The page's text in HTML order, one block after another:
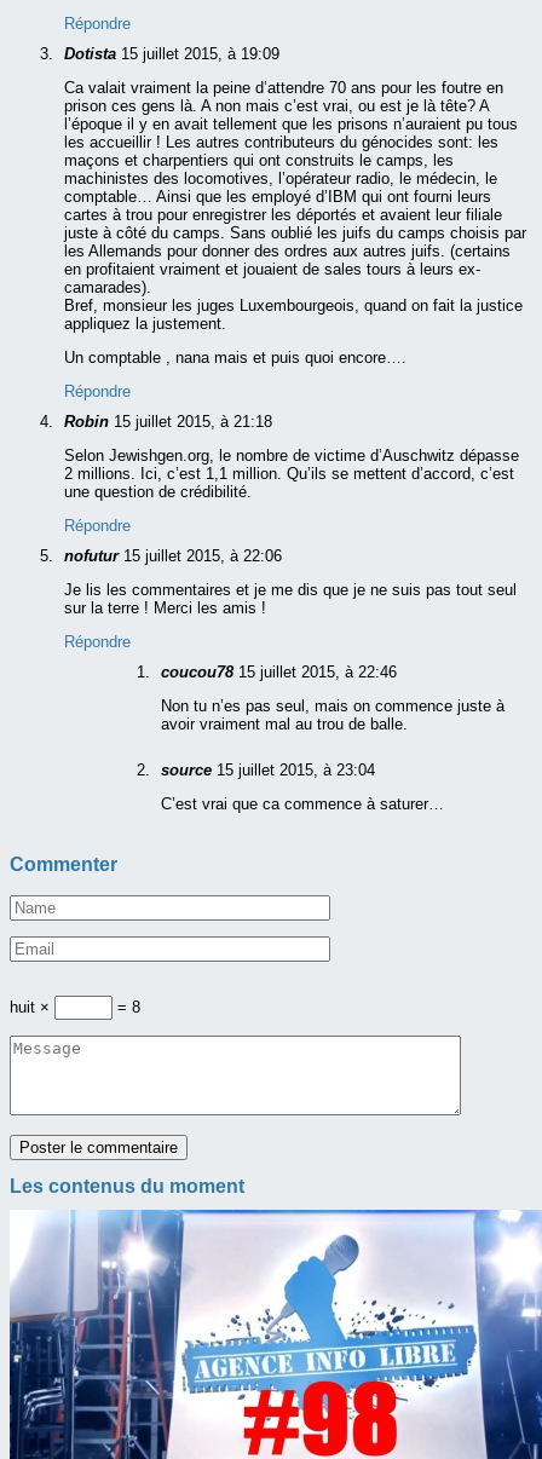
Répondre
Dotista 15 juillet 2015, à 19:09
Ca valait vraiment la peine d’attendre 70 ans pour les foutre en
prison ces gens là. A non mais c’est vrai, ou est je là tête? A
l’époque il y en avait tellement que les prisons n’auraient pu tous
les accueillir ! Les autres contributeurs du génocides sont: les
maçons et charpentiers qui ont construits le camps, les
machinistes des locomotives, l’opérateur radio, le médecin, le
comptable… Ainsi que les employé d’IBM qui ont fourni leurs
cartes à trou pour enregistrer les déportés et avaient leur filiale
juste à côté du camps. Sans oublié les juifs du camps choisis par
les Allemands pour donner des ordres aux autres juifs. (certains
en profitaient vraiment et jouaient de sales tours à leurs ex-
camarades).
Bref, monsieur les juges Luxembourgeois, quand on fait la justice
appliquez la justement.
Un comptable , nana mais et puis quoi encore….
Répondre
Robin 15 juillet 2015, à 21:18
Selon Jewishgen.org, le nombre de victime d’Auschwitz dépasse
2 millions. Ici, c’est 1,1 million. Qu’ils se mettent d’accord, c’est
une question de crédibilité.
Répondre
nofutur 15 juillet 2015, à 22:06
Je lis les commentaires et je me dis que je ne suis pas tout seul
sur la terre ! Merci les amis !
Répondre
coucou78 15 juillet 2015, à 22:46
Non tu n’es pas seul, mais on commence juste à
avoir vraiment mal au trou de balle.
source 15 juillet 2015, à 23:04
C’est vrai que ca commence à saturer…
Commenter
huit × = 8
Les contenus du moment